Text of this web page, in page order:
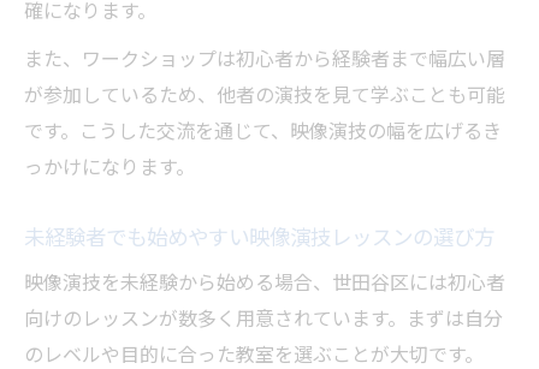
確になります。
また、ワークショップは初心者から経験者まで幅広い層
が参加しているため、他者の演技を見て学ぶことも可能
です。こうした交流を通じて、映像演技の幅を広げるき
っかけになります。
未経験者でも始めやすい映像演技レッスンの選び方
映像演技を未経験から始める場合、世田谷区には初心者
向けのレッスンが数多く用意されています。まずは自分
のレベルや目的に合った教室を選ぶことが大切です。